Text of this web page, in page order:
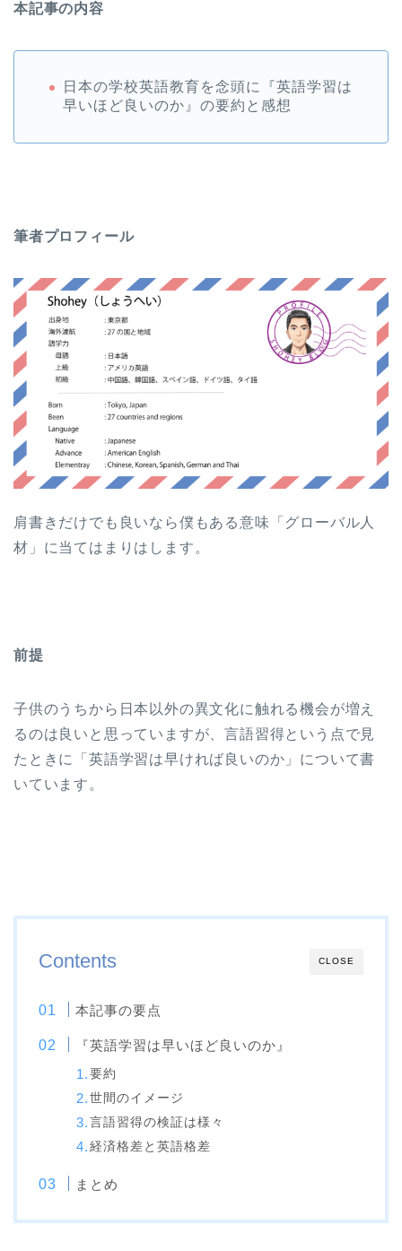
本記事の内容
日本の学校英語教育を念頭に『英語学習は
早いほど良いのか』の要約と感想
筆者プロフィール
肩書きだけでも良いなら僕もある意味「グローバル人
材」に当てはまりはします。
前提
子供のうちから日本以外の異文化に触れる機会が増え
るのは良いと思っていますが、言語習得という点で見
たときに「英語学習は早ければ良いのか」について書
いています。
CLOSE
Contents
本記事の要点
『英語学習は早いほど良いのか』
要約
世間のイメージ
言語習得の検証は様々
経済格差と英語格差
まとめ